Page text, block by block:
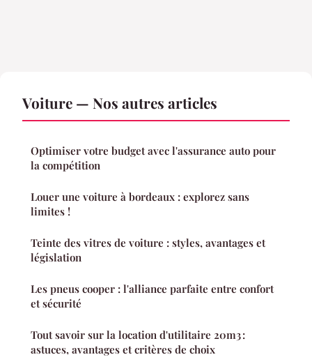
Voiture — Nos autres articles
Optimiser votre budget avec l'assurance auto pour
la compétition
Louer une voiture à bordeaux : explorez sans
limites !
Teinte des vitres de voiture : styles, avantages et
législation
Les pneus cooper : l'alliance parfaite entre confort
et sécurité
Tout savoir sur la location d'utilitaire 20m3 :
astuces, avantages et critères de choix